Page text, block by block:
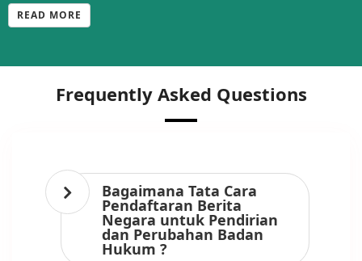
READ MORE
Frequently Asked Questions
Bagaimana Tata Cara
Pendaftaran Berita
Negara untuk Pendirian
dan Perubahan Badan
Hukum ?